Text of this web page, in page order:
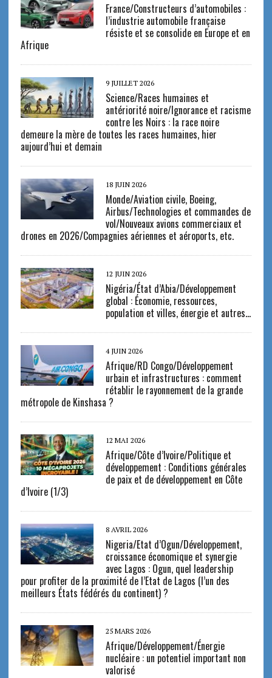
France/Constructeurs d’automobiles :
l’industrie automobile française
résiste et se consolide en Europe et en
Afrique
9 JUILLET 2026
Science/Races humaines et
antériorité noire/Ignorance et racisme
contre les Noirs : la race noire
demeure la mère de toutes les races humaines, hier
aujourd’hui et demain
18 JUIN 2026
Monde/Aviation civile, Boeing,
Airbus/Technologies et commandes de
vol/Nouveaux avions commerciaux et
drones en 2026/Compagnies aériennes et aéroports, etc.
12 JUIN 2026
Nigéria/État d’Abia/Développement
global : Économie, ressources,
population et villes, énergie et autres…
4 JUIN 2026
Afrique/RD Congo/Développement
urbain et infrastructures : comment
rétablir le rayonnement de la grande
métropole de Kinshasa ?
12 MAI 2026
Afrique/Côte d’Ivoire/Politique et
développement : Conditions générales
de paix et de développement en Côte
d’Ivoire (1/3)
8 AVRIL 2026
Nigeria/Etat d’Ogun/Développement,
croissance économique et synergie
avec Lagos : Ogun, quel leadership
pour profiter de la proximité de l’Etat de Lagos (l’un des
meilleurs États fédérés du continent) ?
25 MARS 2026
Afrique/Développement/Énergie
nucléaire : un potentiel important non
valorisé